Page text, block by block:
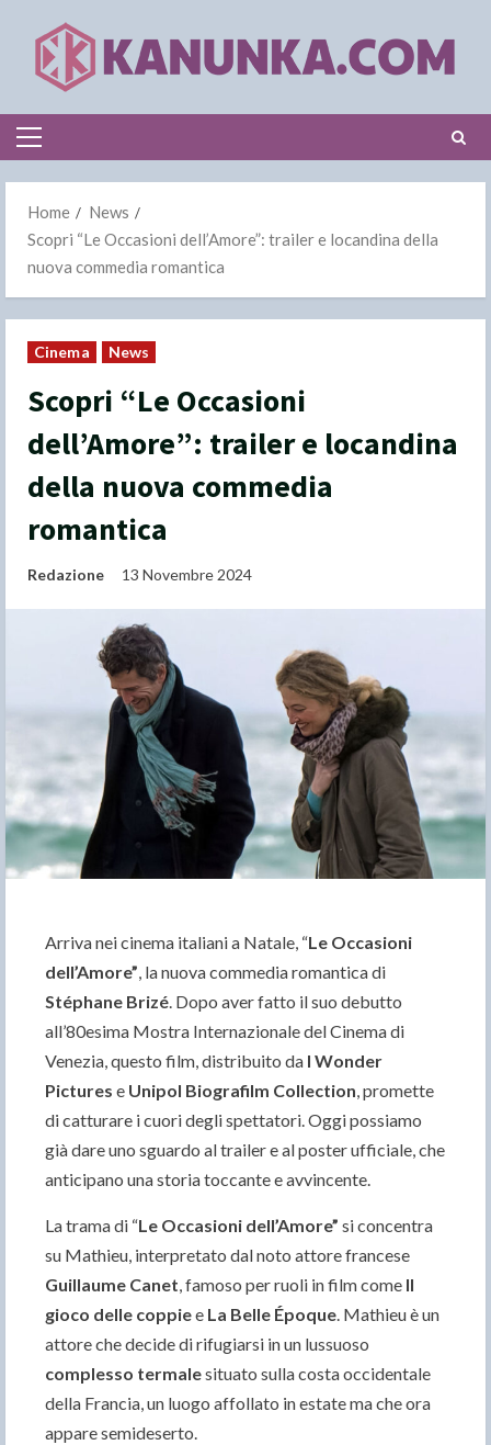
content
Primary
Home
News
Scopri “Le Occasioni dell’Amore”: trailer e locandina della
nuova commedia romantica
Cinema News
Scopri “Le Occasioni
dell’Amore”: trailer e locandina
della nuova commedia
romantica
Redazione 13 Novembre 2024
Arriva nei cinema italiani a Natale, “Le Occasioni
dell’Amore”, la nuova commedia romantica di
Stéphane Brizé. Dopo aver fatto il suo debutto
all’80esima Mostra Internazionale del Cinema di
Venezia, questo film, distribuito da I Wonder
Pictures e Unipol Biografilm Collection, promette
di catturare i cuori degli spettatori. Oggi possiamo
già dare uno sguardo al trailer e al poster ufficiale, che
anticipano una storia toccante e avvincente.
La trama di “Le Occasioni dell’Amore” si concentra
su Mathieu, interpretato dal noto attore francese
Guillaume Canet, famoso per ruoli in film come Il
gioco delle coppiee La Belle Époque. Mathieu è un
attore che decide di rifugiarsi in un lussuoso
complesso termalesituato sulla costa occidentale
della Francia, un luogo affollato in estate ma che ora
appare semideserto.